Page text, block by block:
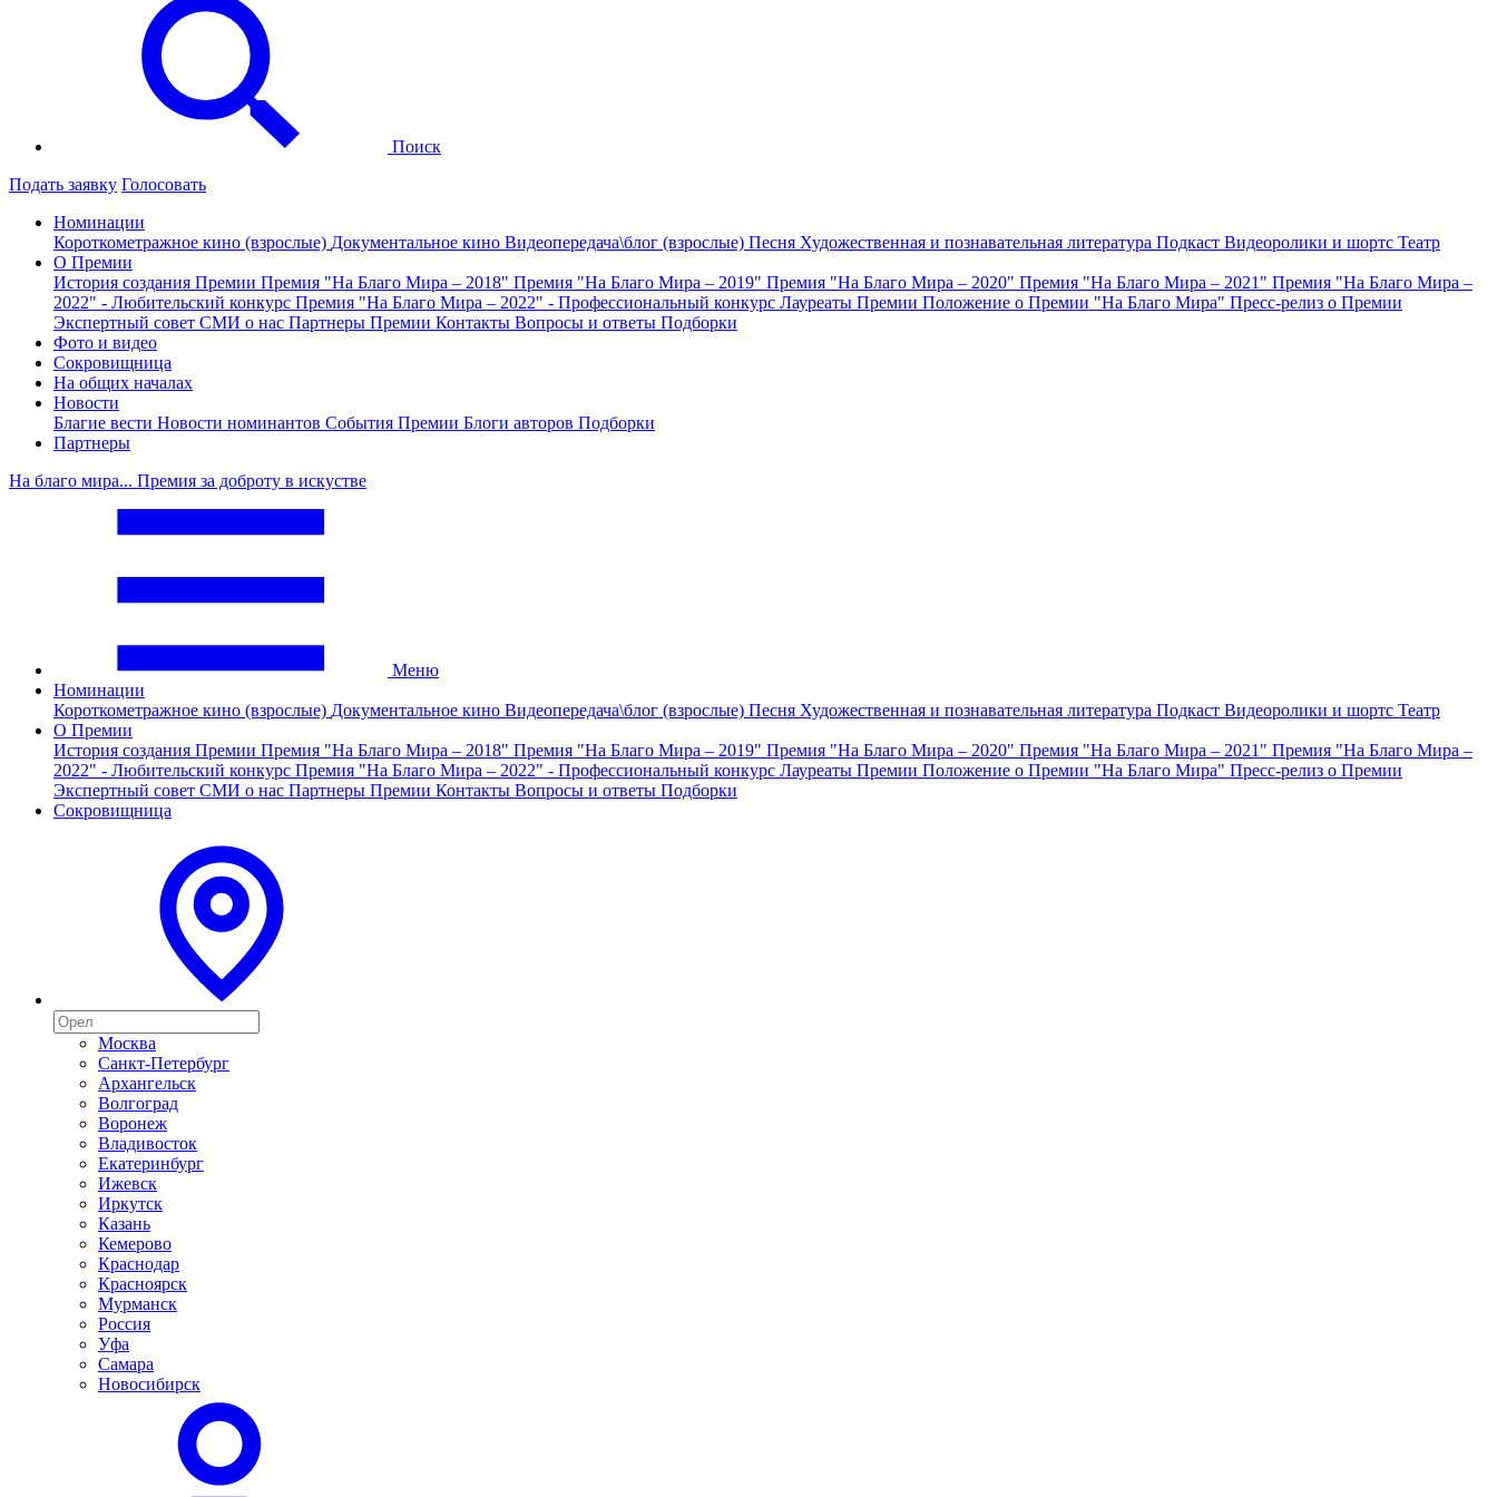
Поиск
Подать заявку Голосовать
Номинации
Короткометражное кино (взрослые) Документальное кино Видеопередача\блог (взрослые) Песня Художественная и познавательная литература Подкаст Видеоролики и шортс Театр
О Премии
История создания Премии Премия "На Благо Мира – 2018" Премия "На Благо Мира – 2019" Премия "На Благо Мира – 2020" Премия "На Благо Мира – 2021" Премия "На Благо Мира –
2022" - Любительский конкурс Премия "На Благо Мира – 2022" - Профессиональный конкурс Лауреаты Премии Положение о Премии "На Благо Мира" Пресс-релиз о Премии
Экспертный совет СМИ о нас Партнеры Премии Контакты Вопросы и ответы Подборки
Фото и видео
Сокровищница
На общих началах
Новости
Благие вести Новости номинантов События Премии Блоги авторов Подборки
Партнеры
На благо мира... Премия за доброту в искустве
Меню
Номинации
Короткометражное кино (взрослые) Документальное кино Видеопередача\блог (взрослые) Песня Художественная и познавательная литература Подкаст Видеоролики и шортс Театр
О Премии
История создания Премии Премия "На Благо Мира – 2018" Премия "На Благо Мира – 2019" Премия "На Благо Мира – 2020" Премия "На Благо Мира – 2021" Премия "На Благо Мира –
2022" - Любительский конкурс Премия "На Благо Мира – 2022" - Профессиональный конкурс Лауреаты Премии Положение о Премии "На Благо Мира" Пресс-релиз о Премии
Экспертный совет СМИ о нас Партнеры Премии Контакты Вопросы и ответы Подборки
Сокровищница
Москва
Санкт-Петербург
Архангельск
Волгоград
Воронеж
Владивосток
Екатеринбург
Ижевск
Иркутск
Казань
Кемерово
Краснодар
Красноярск
Мурманск
Россия
Уфа
Самара
Новосибирск